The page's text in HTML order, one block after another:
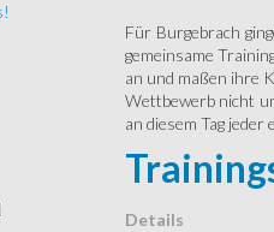
Für Burgebrach
gemeinsame
an und maßen ihre
Wettbewerb nicht
an diesem Tag
Details